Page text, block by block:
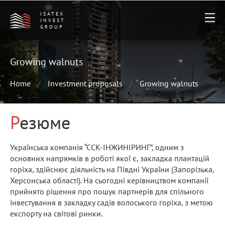
ISATEX
INVEST
GROUP
Growing walnuts
Home Investment proposals Growing walnuts
Резюме
Українська компанія “ССК-ІНЖИНІРИНГ”, одним з
основних напрямків в роботі якої є, закладка плантацій
горіха, здійснює діяльність на Півдні України (Запорізька,
Херсонська області). На сьогодні керівництвом компанії
прийнято рішення про пошук партнерів для спільного
інвестування в закладку садів волоського горіха, з метою
експорту на світові ринки.